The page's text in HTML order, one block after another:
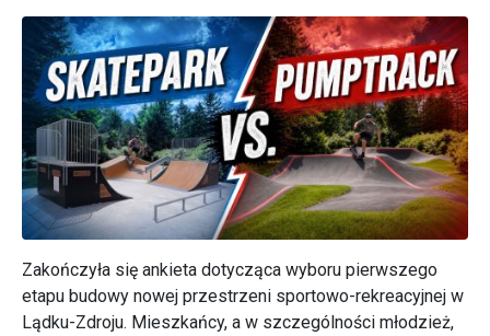
Zakończyła się ankieta dotycząca wyboru pierwszego
etapu budowy nowej przestrzeni sportowo-rekreacyjnej w
Lądku-Zdroju. Mieszkańcy, a w szczególności młodzież,